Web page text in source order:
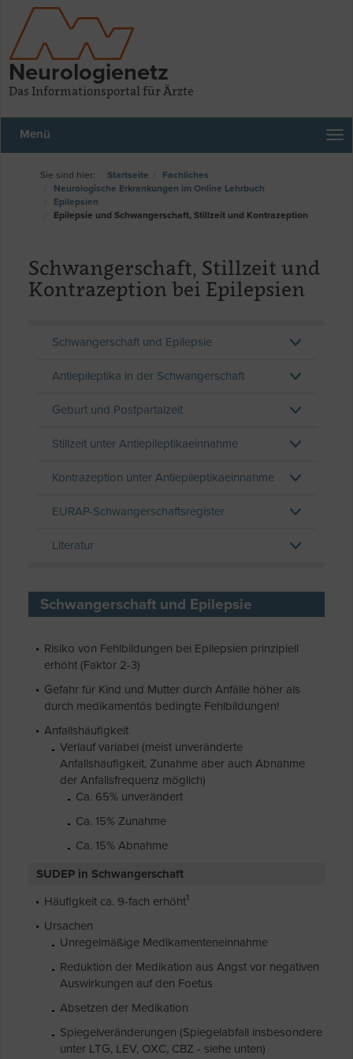
Neurologienetz
Das Informationsportal für Ärzte
Menü
Startseite
Fachliches
Neurologische Erkrankungen im Online Lehrbuch
Epilepsien
Epilepsie und Schwangerschaft, Stillzeit und Kontrazeption
Schwangerschaft, Stillzeit und
Kontrazeption bei Epilepsien
Schwangerschaft und Epilepsie
Antiepileptika in der Schwangerschaft
Geburt und Postpartalzeit
Stillzeit unter Antiepileptikaeinnahme
Kontrazeption unter Antiepileptikaeinnahme
EURAP-Schwangerschaftsregister
Literatur
Schwangerschaft und Epilepsie
Risiko von Fehlbildungen bei Epilepsien prinzipiell
erhöht (Faktor 2-3)
Gefahr für Kind und Mutter durch Anfälle höher als
durch medikamentös bedingte Fehlbildungen!
Anfallshäufigkeit
Verlauf variabel (meist unveränderte
Anfallshäufigkeit, Zunahme aber auch Abnahme
der Anfallsfrequenz möglich)
Ca. 65% unverändert
Ca. 15% Zunahme
Ca. 15% Abnahme
SUDEP in Schwangerschaft
Häufigkeit ca. 9-fach erhöht1
Ursachen
Unregelmäßige Medikamenteneinnahme
Reduktion der Medikation aus Angst vor negativen
Auswirkungen auf den Foetus
Absetzen der Medikation
Spiegelveränderungen (Spiegelabfall insbesondere
unter LTG, LEV, OXC, CBZ - siehe unten)